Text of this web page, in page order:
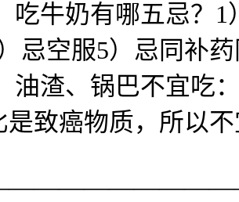
吃牛奶有哪五忌？ 1
忌空服5）忌同补
油渣、锅巴不宜吃
是致癌物质，所以